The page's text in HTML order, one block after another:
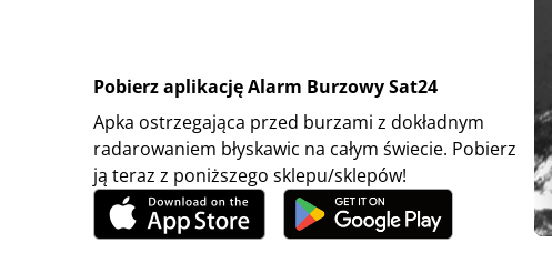
Pobierz aplikację Alarm Burzowy Sat24
Apka ostrzegająca przed burzami z dokładnym
radarowaniem błyskawic na całym świecie. Pobierz
ją teraz z poniższego sklepu/sklepów!